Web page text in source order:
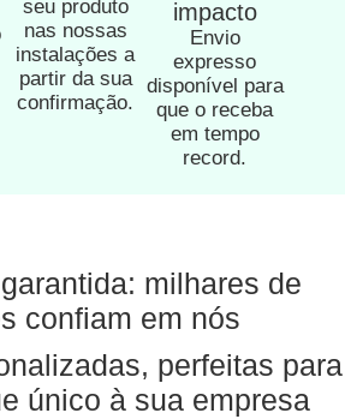
seu produto
nas nossas
instalações a
partir da sua
confirmação.
impacto
Envio
expresso
disponível para
que o receba
em tempo
record.
milhares de
confiam em nós
perfeitas para
único à sua empresa